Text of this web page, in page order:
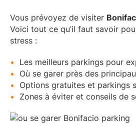
et
Manu
Vous prévoyez de visiter
Voici tout ce qu’il faut savoir
stress :
Les meilleurs parkings pour
Où se garer près des
Options gratuites et parkings
Zones à éviter et conseils de